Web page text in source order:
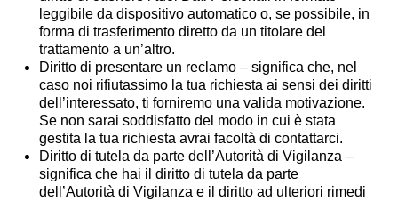
leggibile da dispositivo automatico o, se possibile, in
forma di trasferimento diretto da un titolare del
trattamento a un’altro.
Diritto di presentare un reclamo – significa che, nel
caso noi rifiutassimo la tua richiesta ai sensi dei diritti
dell’interessato, ti forniremo una valida motivazione.
Se non sarai soddisfatto del modo in cui è stata
gestita la tua richiesta avrai facoltà di contattarci.
Diritto di tutela da parte dell’Autorità di Vigilanza –
significa che hai il diritto di tutela da parte
dell’Autorità di Vigilanza e il diritto ad ulteriori rimedi